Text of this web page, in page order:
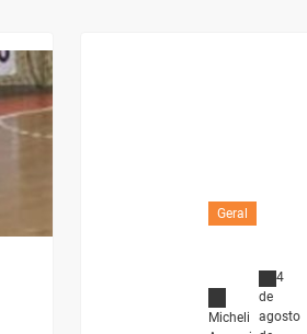
Geral
Micheli
4
de
agosto